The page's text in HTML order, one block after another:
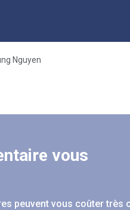
Nguyen
vous
peuvent vous coûter très